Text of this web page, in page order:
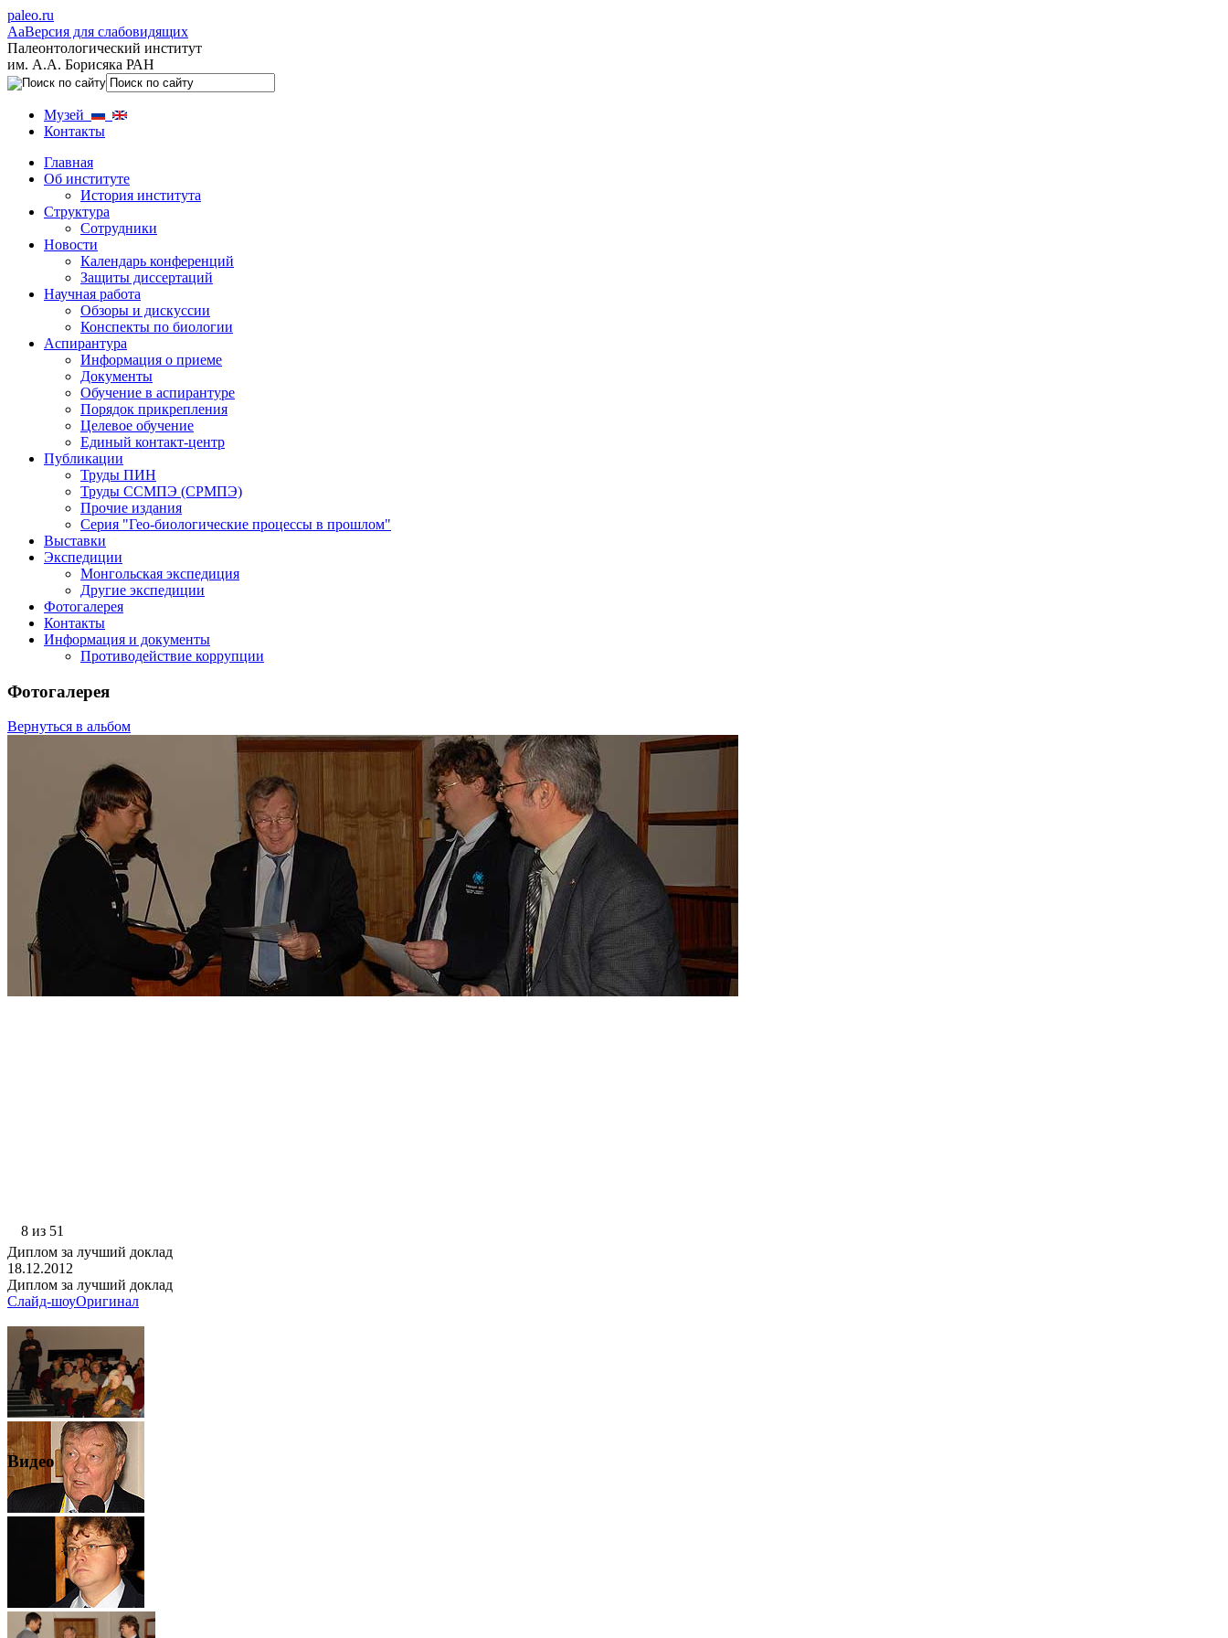
paleo.ru
AaВерсия для слабовидящих
Палеонтологический институт
им. А.А. Борисяка РАН
Музей
Контакты
Главная
Об институте
История института
Структура
Сотрудники
Новости
Календарь конференций
Защиты диссертаций
Научная работа
Обзоры и дискуссии
Конспекты по биологии
Аспирантура
Информация о приеме
Документы
Обучение в аспирантуре
Порядок прикрепления
Целевое обучение
Единый контакт-центр
Публикации
Труды ПИН
Труды ССМПЭ (СРМПЭ)
Прочие издания
Серия "Гео-биологические процессы в прошлом"
Выставки
Экспедиции
Монгольская экспедиция
Другие экспедиции
Фотогалерея
Контакты
Информация и документы
Противодействие коррупции
Фотогалерея
Вернуться в альбом
8 из 51
Диплом за лучший доклад
18.12.2012
Диплом за лучший доклад
Слайд-шоуОригинал
Видео